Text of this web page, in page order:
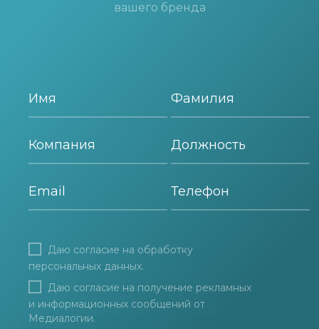
вашего бренда
Даю согласие на обработку
персональных данных.
Даю согласие на получение рекламных
и информационных сообщений от
Медиалогии.